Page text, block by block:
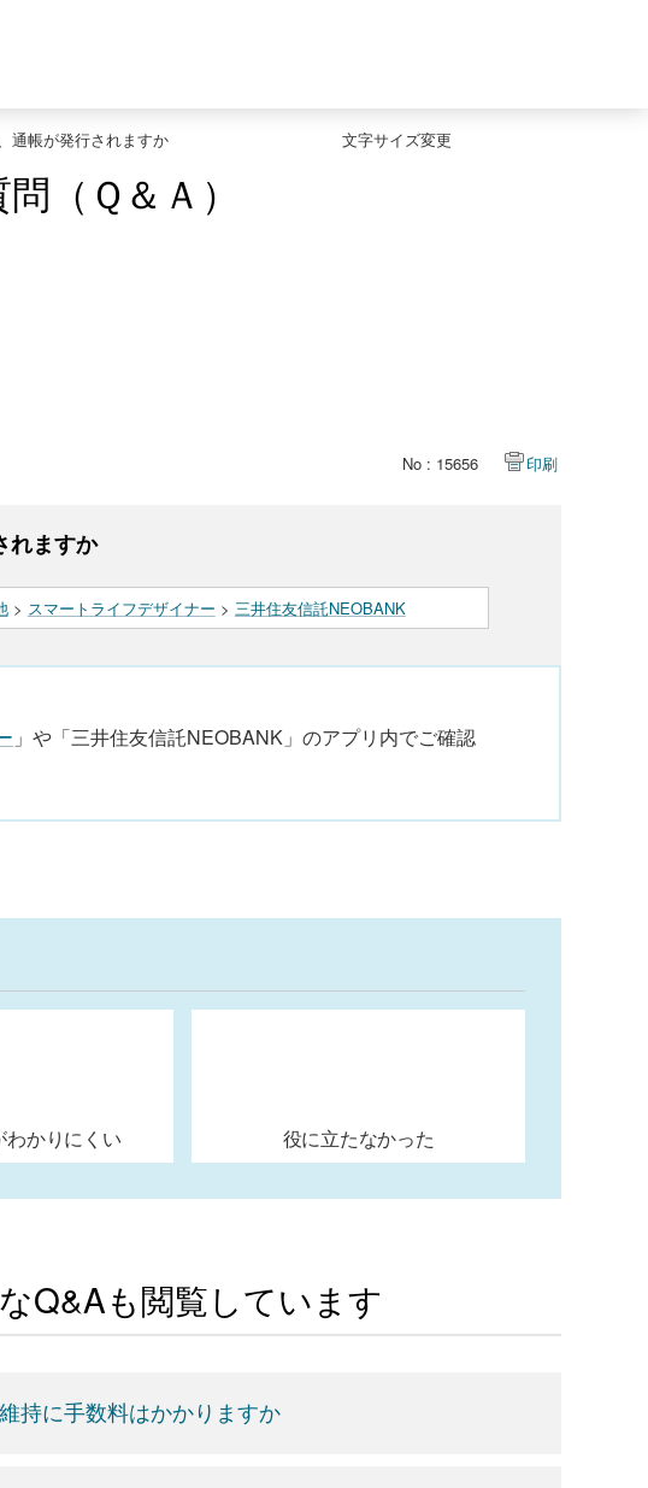
文字サイズ変更
通帳が発行されますか
（Ｑ＆Ａ）
No : 15656 印刷
れますか
> スマートライフデザイナー > 三井住友信託NEOBANK
」や「三井住友信託NEOBANK」のアプリ内でご確認
かりにくい 役に立たなかった
Q&Aも閲覧しています
持に手数料はかかりますか